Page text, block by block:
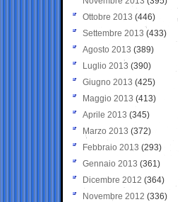
Ottobre 2013 (446)
Settembre 2013 (433)
Agosto 2013 (389)
Luglio 2013 (390)
Giugno 2013 (425)
Maggio 2013 (413)
Aprile 2013 (345)
Marzo 2013 (372)
Febbraio 2013 (293)
Gennaio 2013 (361)
Dicembre 2012 (364)
Novembre 2012 (336)